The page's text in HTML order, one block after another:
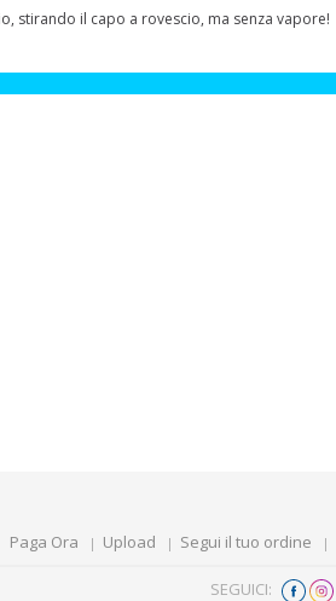
stirando il capo a rovescio, ma senza vapore!
Paga Ora Upload Segui il tuo ordine
SEGUICI: